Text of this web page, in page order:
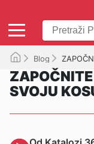
Blog
SVOJU